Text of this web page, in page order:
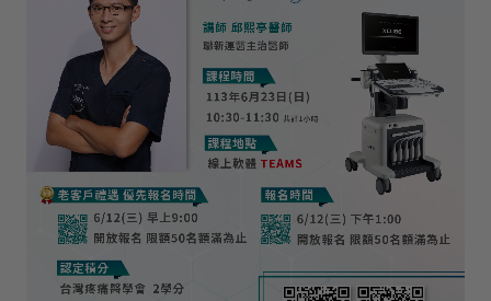
聯絡我們
諮詢表單
服務據點